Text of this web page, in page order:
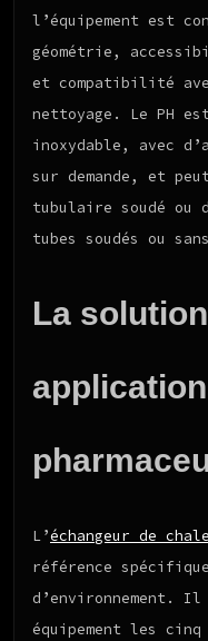
l’équipement est
géométrie,
et compatibilité
nettoyage. Le PH
inoxydable, avec
sur demande, et
tubulaire soudé ou
tubes soudés ou
La
L’échangeur de
référence
d’environnement.
équipement les